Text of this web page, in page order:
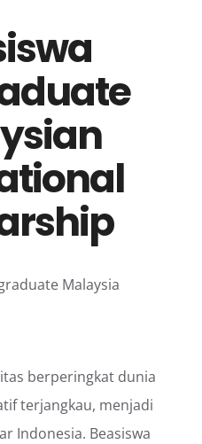
berperingkat dunia
terjangkau, menjadi
Indonesia. Beasiswa